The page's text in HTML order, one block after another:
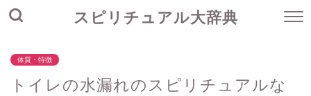
スピリチュアル大辞典
体質・特徴
トイレの水漏れのスピリチュアルな